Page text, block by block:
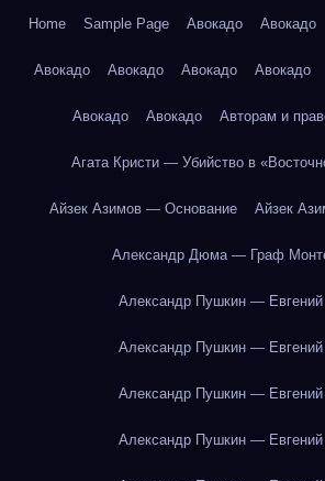
Home Sample Page Авокадо Авокадо
Авокадо Авокадо Авокадо Авокадо
Авокадо Авокадо Авторам и
Агата Кристи — Убийство в
Айзек Азимов — Основание Айзек
Александр Дюма — Граф
Александр Пушкин — Евгений
Александр Пушкин — Евгений
Александр Пушкин — Евгений
Александр Пушкин — Евгений